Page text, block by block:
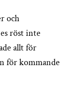
och
röst inte
allt för
för kommande